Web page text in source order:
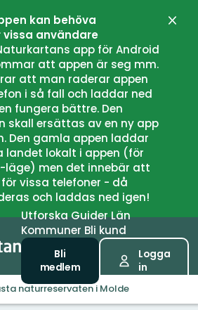
kan behöva
användare
app för Android
att appen är seg mm.
att man raderar appen
i så fall och laddar ned
fungera bättre. Den
skall ersättas av en ny app
Den gamla appen laddar
landet lokalt i appen (för
men det innebär att
vissa telefoner - då
och laddas ned igen!
UtforskaGuiderLän
Kommuner Bli kund
Bli
medlem
Logga
in
naturreservaten i Molde